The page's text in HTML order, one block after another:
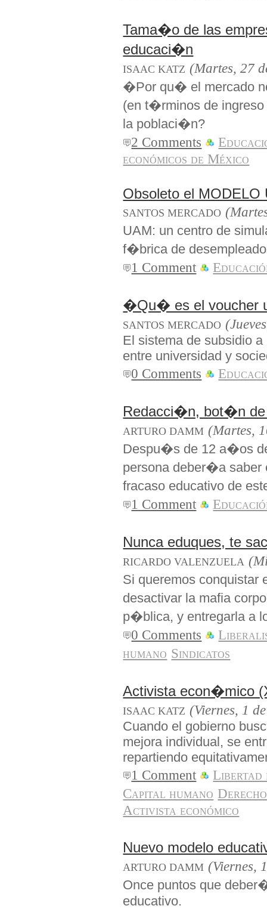
Tama�o de las
educaci�n
ISAAC KATZ (Martes, 27
�Por qu� el mercado
(en t�rminos de ingreso
la poblaci�n?
2 Comments
económicos de México
Obsoleto el MODELO
SANTOS MERCADO
UAM: un centro de
f�brica de
1 Comment
�Qu� es el voucher
SANTOS MERCADO
El sistema de subsidio
entre universidad y
0 Comments
Redacci�n, bot�n de
ARTURO DAMM (Martes,
Despu�s de 12 a�os
persona deber�a saber
fracaso educativo de
1 Comment
Nunca eduques, te
RICARDO VALENZUELA
Si queremos
desactivar la mafia
p�blica, y entregarla a
0 Comments
humano Sindicatos
Activista econ�mico
ISAAC KATZ (Viernes, 1
Cuando el gobierno
mejora individual, se
repartiendo
1 Comment
Libertad
Capital humano
Activista económico
Nuevo modelo
ARTURO DAMM (Viernes,
Once puntos que
educativo.